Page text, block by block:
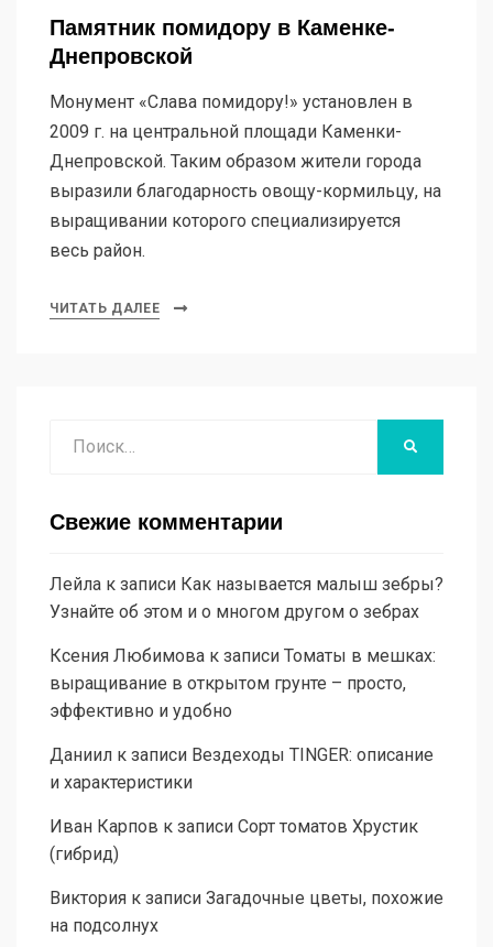
Памятник помидору в Каменке-
Днепровской
Монумент «Слава помидору!» установлен в
2009 г. на центральной площади Каменки-
Днепровской. Таким образом жители города
выразили благодарность овощу-кормильцу, на
выращивании которого специализируется
весь район.
ЧИТАТЬ ДАЛЕЕ
Свежие комментарии
Лейла к записи Как называется малыш зебры?
Узнайте об этом и о многом другом о зебрах
Ксения Любимова к записи Томаты в мешках:
выращивание в открытом грунте – просто,
эффективно и удобно
Даниил к записи Вездеходы TINGER: описание
и характеристики
Иван Карпов к записи Сорт томатов Хрустик
(гибрид)
Виктория к записи Загадочные цветы, похожие
на подсолнух